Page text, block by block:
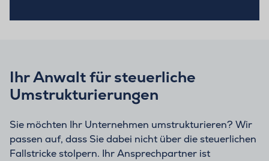
Ihr Anwalt für steuerliche
Umstrukturierungen
Sie möchten Ihr Unternehmen umstrukturieren? Wir
passen auf, dass Sie dabei nicht über die steuerlichen
Fallstricke stolpern. Ihr Ansprechpartner ist